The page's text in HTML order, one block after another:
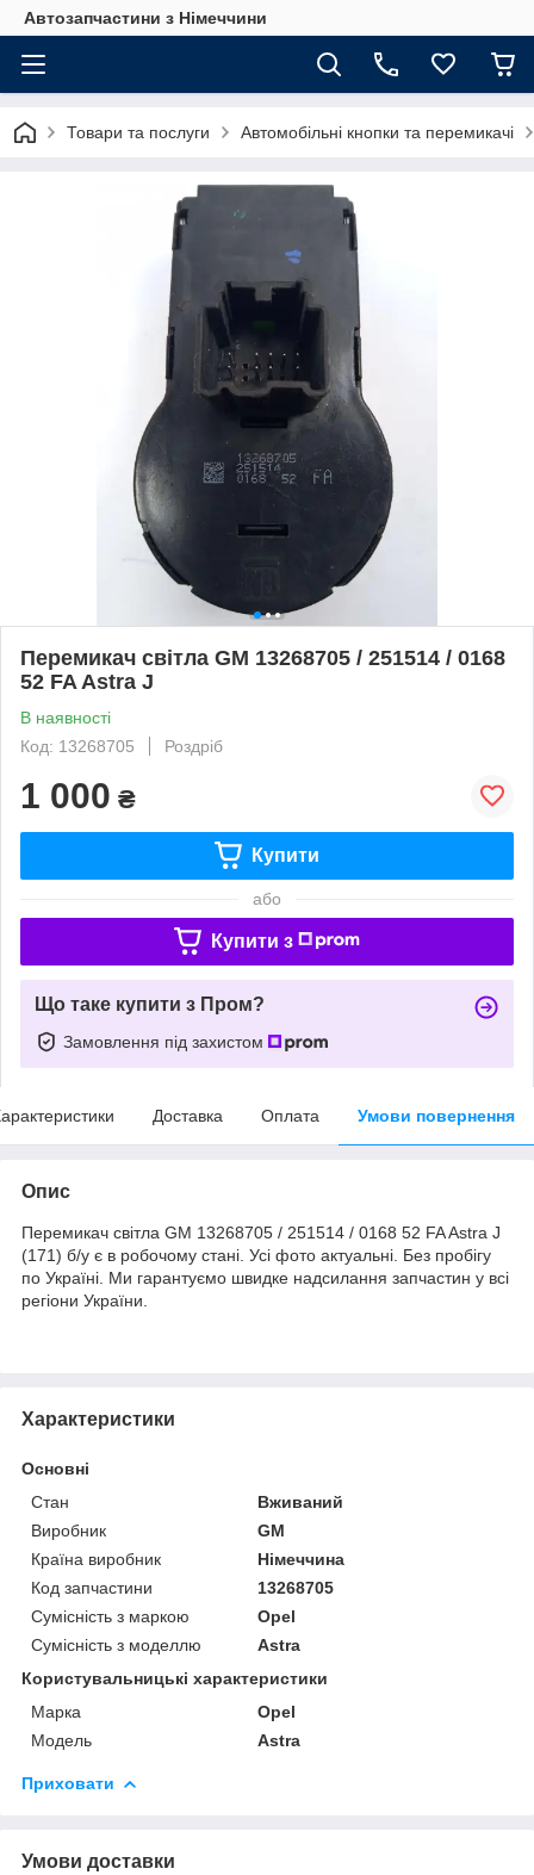
Автозапчастини з Німеччини
Товари та послуги Автомобільні кнопки та перемикачі
Перемикач світла GM 13268705 / 251514 / 0168
52 FA Astra J
В наявності
Код: 13268705
Роздріб
1 000 ₴
Купити
або
Купити з
Що таке купити з Пром?
Замовлення під захистом
Доставка Оплата Умови повернення
Опис
Перемикач світла GM 13268705 / 251514 / 0168 52 FA Astra J
(171) б/у є в робочому стані. Усі фото актуальні. Без пробігу
по Україні. Ми гарантуємо швидке надсилання запчастин у всі
регіони України.
Характеристики
Основні
Стан
Вживаний
Виробник
GM
Країна виробник
Німеччина
Код запчастини
13268705
Сумісність з маркою
Opel
Сумісність з моделлю
Astra
Користувальницькі характеристики
Марка
Opel
Модель
Astra
Приховати
Умови доставки